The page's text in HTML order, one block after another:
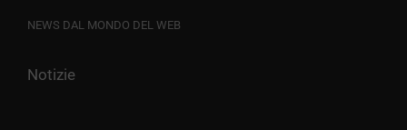
NEWS DAL MONDO DEL WEB
Notizie